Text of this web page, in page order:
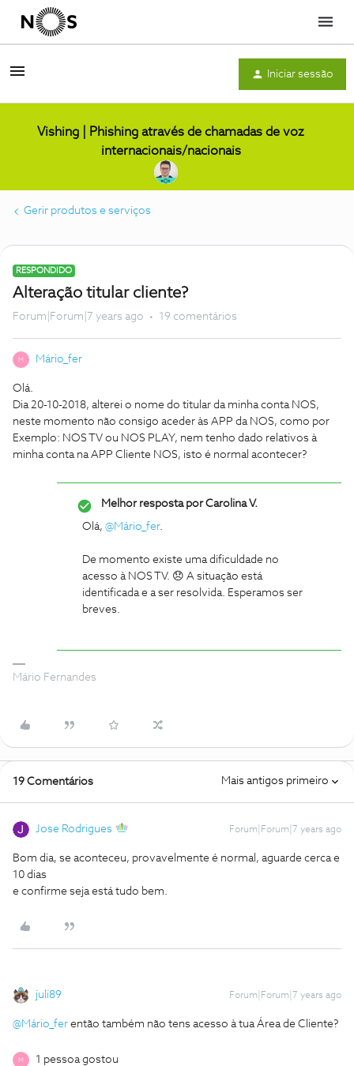
Menu
Iniciar sessão
Vishing | Phishing através de chamadas de voz
internacionais/nacionais
Gerir produtos e serviços
RESPONDIDO
Alteração titular cliente?
Forum|Forum|7 years ago 19 comentários
M Mário_fer
Olá.
Dia 20-10-2018, alterei o nome do titular da minha conta NOS,
neste momento não consigo aceder às APP da NOS, como por
Exemplo: NOS TV ou NOS PLAY, nem tenho dado relativos à
minha conta na APP Cliente NOS, isto é normal acontecer?
Melhor resposta porCarolina V.
Olá, @Mário_fer.
De momento existe uma dificuldade no
acesso à NOS TV. 😞 A situação está
identificada e a ser resolvida. Esperamos ser
breves.
Mário Fernandes
19 Comentários Mais antigos primeiro
Jose Rodrigues Forum|Forum|7 years ago
Bom dia, se aconteceu, provavelmente é normal, aguarde cerca e
10 dias
e confirme seja está tudo bem.
juli89 Forum|Forum|7 years ago
@Mário_fer então também não tens acesso à tua Área de Cliente?
M 1 pessoa gostou